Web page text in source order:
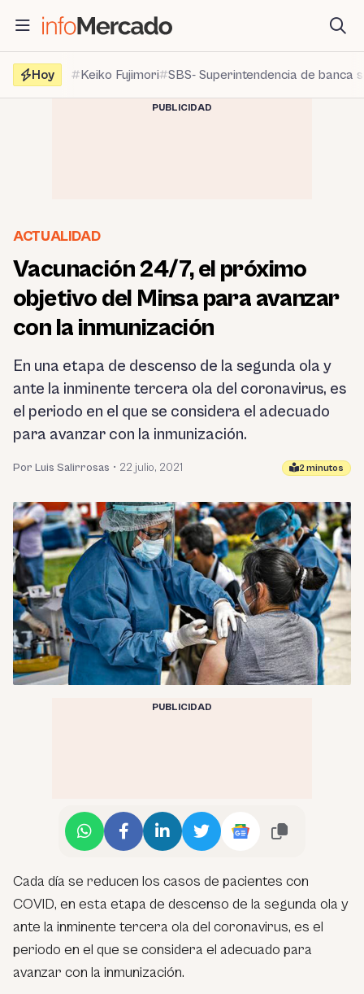
contenido
Hoy
Keiko Fujimori SBS- Superintendencia de banca
PUBLICIDAD
ACTUALIDAD
Vacunación 24/7, el próximo
objetivo del Minsa para avanzar
con la inmunización
En una etapa de descenso de la segunda ola y
ante la inminente tercera ola del coronavirus, es
el periodo en el que se considera el adecuado
para avanzar con la inmunización.
Por Luis Salirrosas • 22 julio, 2021 2 minutos
PUBLICIDAD
Cada día se reducen los casos de pacientes con
COVID, en esta etapa de descenso de la segunda ola y
ante la inminente tercera ola del coronavirus, es el
periodo en el que se considera el adecuado para
avanzar con la inmunización.